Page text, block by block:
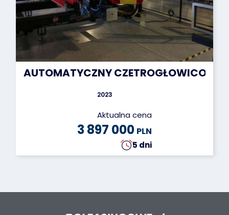
AUTOMATYCZNY CZETROGŁOWICOWY
2023
Aktualna cena
3 897 000 PLN
5 dni